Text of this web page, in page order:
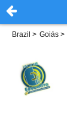
Brazil > Goiás >